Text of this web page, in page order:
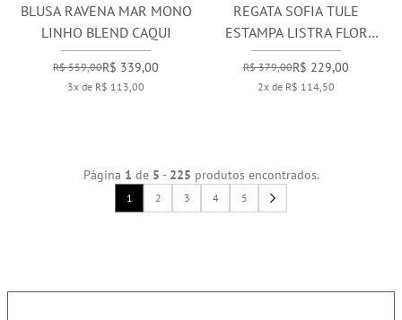
BLUSA RAVENA MAR MONO
LINHO BLEND CAQUI
R$ 559,00R$ 339,00
3x de R$ 113,00
REGATA SOFIA TULE
ESTAMPA LISTRA FLOR
BRANCO
R$ 379,00R$ 229,00
2x de R$ 114,50
Página 1 de 5 - 225 produtos encontrados.
1 2 3 4 5